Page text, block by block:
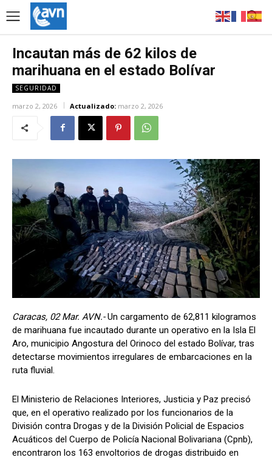
Incautan más de 62 kilos de
marihuana en el estado Bolívar
SEGURIDAD
marzo 2, 2026 Actualizado: marzo 2, 2026
Caracas, 02 Mar. AVN.-Un cargamento de 62,811 kilogramos
de marihuana fue incautado durante un operativo en la Isla El
Aro, municipio Angostura del Orinoco del estado Bolívar, tras
detectarse movimientos irregulares de embarcaciones en la
ruta fluvial.
El Ministerio de Relaciones Interiores, Justicia y Paz precisó
que, en el operativo realizado por los funcionarios de la
División contra Drogas y de la División Policial de Espacios
Acuáticos del Cuerpo de Policía Nacional Bolivariana (Cpnb),
encontraron los 163 envoltorios de drogas distribuido en